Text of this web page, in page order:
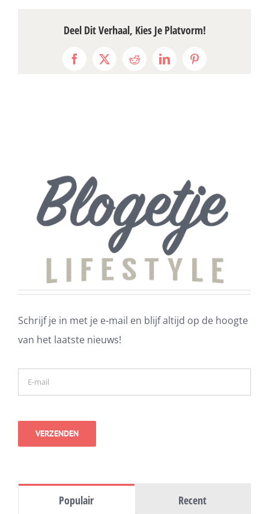
Deel Dit Verhaal, Kies Je Platvorm!
Facebook
X RedditLinkedInPinterest
Schrijf je in met je e-mail en blijf altijd op de hoogte
van het laatste nieuws!
Populair Recent